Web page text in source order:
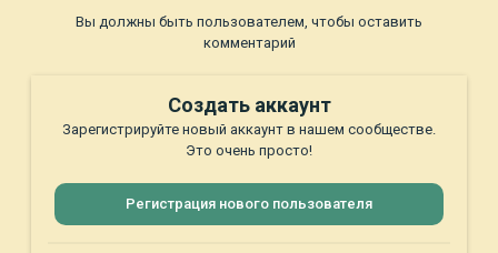
Вы должны быть пользователем, чтобы оставить
комментарий
Создать аккаунт
Зарегистрируйте новый аккаунт в нашем сообществе.
Это очень просто!
Регистрация нового пользователя